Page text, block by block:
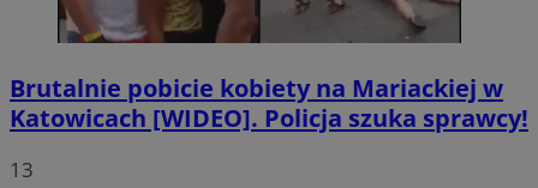
Brutalnie pobicie kobiety na Mariackiej w
Katowicach [WIDEO]. Policja szuka sprawcy!
13